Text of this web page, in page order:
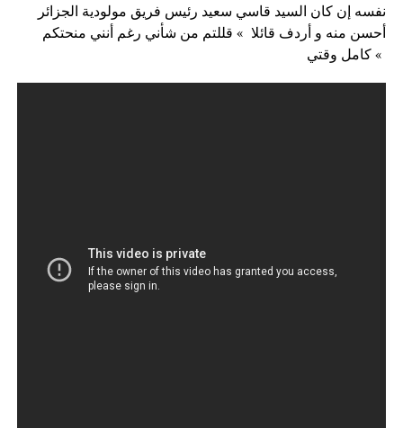
نفسه إن كان السيد قاسي سعيد رئيس فريق مولودية الجزائر
أحسن منه و أردف قائلا » قللتم من شأني رغم أنني منحتكم
كامل وقتي «